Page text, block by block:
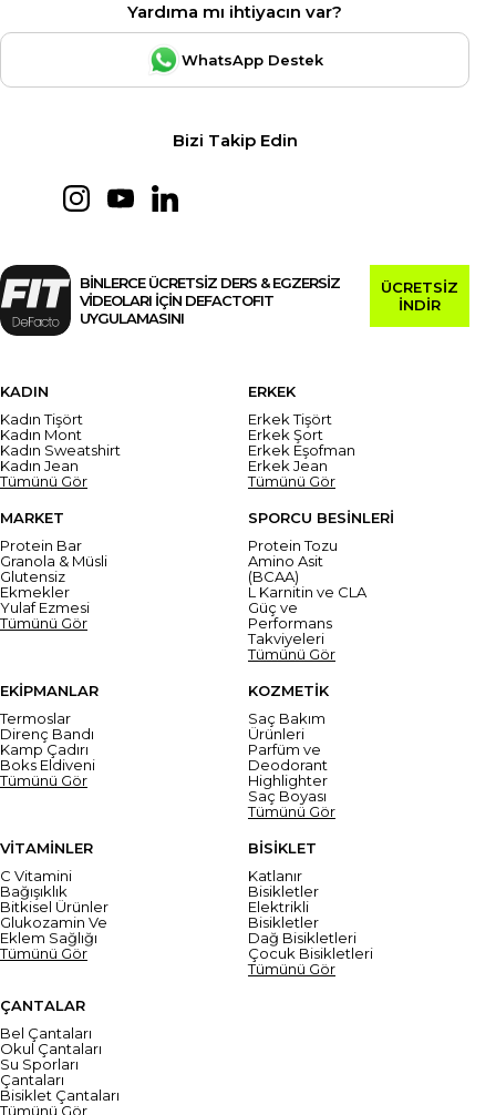
Yardıma mı ihtiyacın var?
WhatsApp Destek
Bizi Takip Edin
BİNLERCE ÜCRETSİZ DERS & EGZERSİZ
VİDEOLARI İÇİN DEFACTOFIT
UYGULAMASINI
ÜCRETSİZ
İNDİR
KADIN
Kadın Tişört
Kadın Mont
Kadın Sweatshirt
Kadın Jean
Tümünü Gör
ERKEK
Erkek Tişört
Erkek Şort
Erkek Eşofman
Erkek Jean
Tümünü Gör
MARKET
Protein Bar
Granola & Müsli
Glutensiz
Ekmekler
Yulaf Ezmesi
Tümünü Gör
SPORCU BESİNLERİ
Protein Tozu
Amino Asit
(BCAA)
L Karnitin ve CLA
Güç ve
Performans
Takviyeleri
Tümünü Gör
EKİPMANLAR
Termoslar
Direnç Bandı
Kamp Çadırı
Boks Eldiveni
Tümünü Gör
KOZMETİK
Saç Bakım
Ürünleri
Parfüm ve
Deodorant
Highlighter
Saç Boyası
Tümünü Gör
VİTAMİNLER
C Vitamini
Bağışıklık
Bitkisel Ürünler
Glukozamin Ve
Eklem Sağlığı
Tümünü Gör
BİSİKLET
Katlanır
Bisikletler
Elektrikli
Bisikletler
Dağ Bisikletleri
Çocuk Bisikletleri
Tümünü Gör
ÇANTALAR
Bel Çantaları
Okul Çantaları
Su Sporları
Çantaları
Bisiklet Çantaları
Tümünü Gör